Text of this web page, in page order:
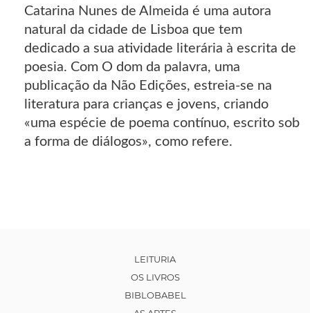
Catarina Nunes de Almeida é uma autora
natural da cidade de Lisboa que tem
dedicado a sua atividade literária à escrita de
poesia. Com O dom da palavra, uma
publicação da Não Edições, estreia-se na
literatura para crianças e jovens, criando
«uma espécie de poema contínuo, escrito sob
a forma de diálogos», como refere.
LEITURIA
OS LIVROS
BIBLOBABEL